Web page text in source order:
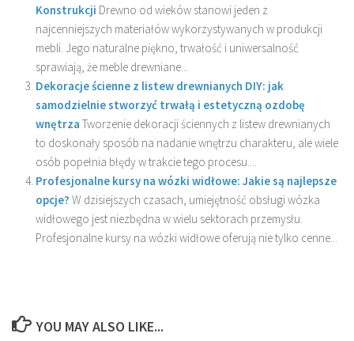
Konstrukcji Drewno od wieków stanowi jeden z
najcenniejszych materiałów wykorzystywanych w produkcji
mebli. Jego naturalne piękno, trwałość i uniwersalność
sprawiają, że meble drewniane...
Dekoracje ścienne z listew drewnianych DIY: jak
samodzielnie stworzyć trwałą i estetyczną ozdobę
wnętrza Tworzenie dekoracji ściennych z listew drewnianych
to doskonały sposób na nadanie wnętrzu charakteru, ale wiele
osób popełnia błędy w trakcie tego procesu....
Profesjonalne kursy na wózki widłowe: Jakie są najlepsze
opcje? W dzisiejszych czasach, umiejętność obsługi wózka
widłowego jest niezbędna w wielu sektorach przemysłu.
Profesjonalne kursy na wózki widłowe oferują nie tylko cenne...
YOU MAY ALSO LIKE...